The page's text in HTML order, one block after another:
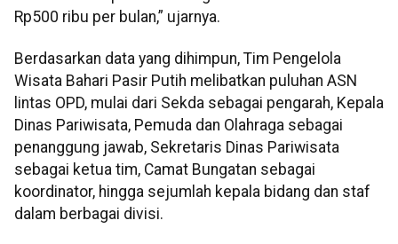
Rp500 ribu per bulan,” ujarnya.
Berdasarkan data yang dihimpun, Tim Pengelola
Wisata Bahari Pasir Putih melibatkan puluhan ASN
lintas OPD, mulai dari Sekda sebagai pengarah, Kepala
Dinas Pariwisata, Pemuda dan Olahraga sebagai
penanggung jawab, Sekretaris Dinas Pariwisata
sebagai ketua tim, Camat Bungatan sebagai
koordinator, hingga sejumlah kepala bidang dan staf
dalam berbagai divisi.